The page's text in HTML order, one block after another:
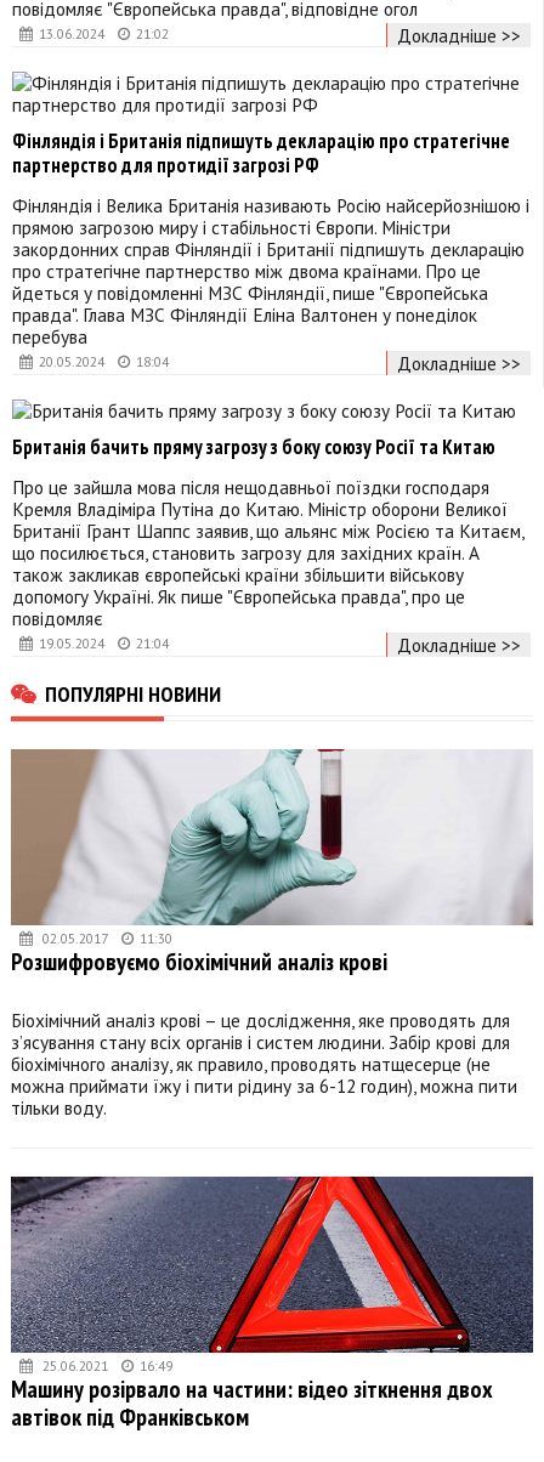
13.06.2024 21:02
повідомляє "Європейська правда", відповідне огол
Докладніше >>
20.05.2024 18:04
Фінляндія і Британія підпишуть декларацію про стратегічне
партнерство для протидії загрозі РФ
Фінляндія і Велика Британія називають Росію найсерйознішою і
прямою загрозою миру і стабільності Європи. Міністри
закордонних справ Фінляндії і Британії підпишуть декларацію
про стратегічне партнерство між двома країнами. Про це
йдеться у повідомленні МЗС Фінляндії, пише "Європейська
правда". Глава МЗС Фінляндії Еліна Валтонен у понеділок
перебува
Докладніше >>
19.05.2024 21:04
Британія бачить пряму загрозу з боку союзу Росії та Китаю
Про це зайшла мова після нещодавньої поїздки господаря
Кремля Владіміра Путіна до Китаю. Міністр оборони Великої
Британії Грант Шаппс заявив, що альянс між Росією та Китаєм,
що посилюється, становить загрозу для західних країн. А
також закликав європейські країни збільшити військову
допомогу Україні. Як пише "Європейська правда", про це
повідомляє
Докладніше >>
ПОПУЛЯРНІ НОВИНИ
02.05.2017 11:30
Розшифровуємо біохімічний аналіз крові
Біохімічний аналіз крові – це дослідження, яке проводять для
з’ясування стану всіх органів і систем людини. Забір крові для
біохімічного аналізу, як правило, проводять натщесерце (не
можна приймати їжу і пити рідину за 6-12 годин), можна пити
тільки воду.
25.06.2021 16:49
Машину розірвало на частини: відео зіткнення двох
автівок під Франківськом